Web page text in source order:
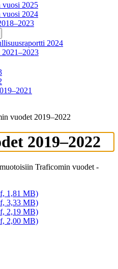
vuosi 2025
vuosi 2024
2024
2021–2023
vuodet 2019–2022
2019–2022
Traficomin vuodet -
1,81 MB)
3,33 MB)
2,19 MB)
2,00 MB)